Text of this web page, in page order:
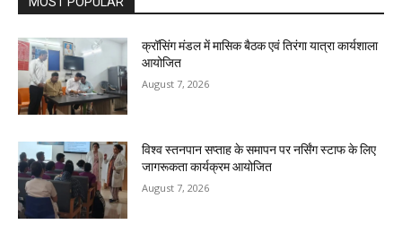
क्रॉसिंग मंडल में मासिक बैठक एवं तिरंगा यात्रा कार्यशाला
आयोजित
August 7, 2026
विश्व स्तनपान सप्ताह के समापन पर नर्सिंग स्टाफ के लिए
जागरूकता कार्यक्रम आयोजित
August 7, 2026